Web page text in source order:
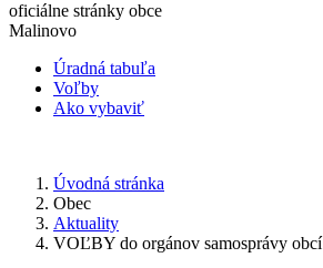
oficiálne stránky obce
Malinovo
Úradná tabuľa
Voľby
Ako vybaviť
Úvodná stránka
Obec
Aktuality
VOĽBY do orgánov samosprávy obcí